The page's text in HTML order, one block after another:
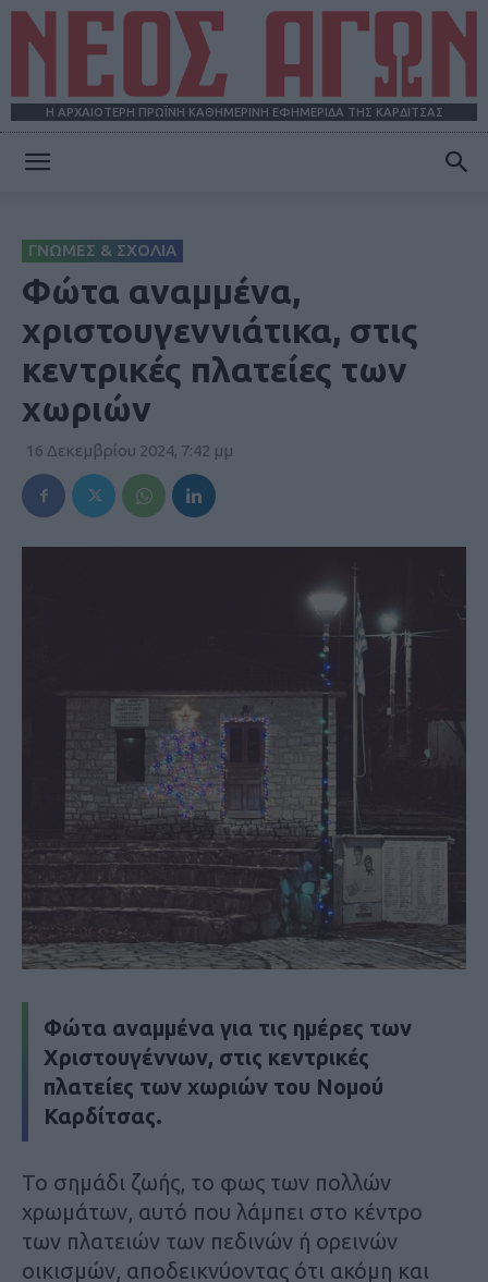
Η ΑΡΧΑΙΟΤΕΡΗ ΠΡΩΪΝΗ ΚΑΘΗΜΕΡΙΝΗ ΕΦΗΜΕΡΙΔΑ ΤΗΣ ΚΑΡΔΙΤΣΑΣ
ΓΝΩΜΕΣ & ΣΧΟΛΙΑ
Φώτα αναμμένα,
χριστουγεννιάτικα, στις
κεντρικές πλατείες των
χωριών
16 Δεκεμβρίου 2024, 7:42 μμ
Φώτα αναμμένα για τις ημέρες των
Χριστουγέννων, στις κεντρικές
πλατείες των χωριών του Νομού
Καρδίτσας.
Το σημάδι ζωής, το φως των πολλών
χρωμάτων, αυτό που λάμπει στο κέντρο
των πλατειών των πεδινών ή ορεινών
οικισμών, αποδεικνύοντας ότι ακόμη και